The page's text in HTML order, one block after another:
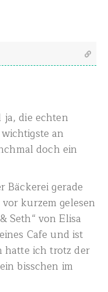
ja, die echten
an
doch ein
Bäckerei gerade
kurzem gelesen
Seth“ von Elisa
Cafe und ist
hatte ich trotz der
bisschen im